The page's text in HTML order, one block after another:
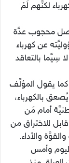
لكنَّهم لَمْ
محجوب عدَّة
عن كهرباء
سِيَّما بالتعاقد
يقول المؤلِّف
بالكهرباء،
أمام مَن
للاختراق من
والأداء.
وأمس